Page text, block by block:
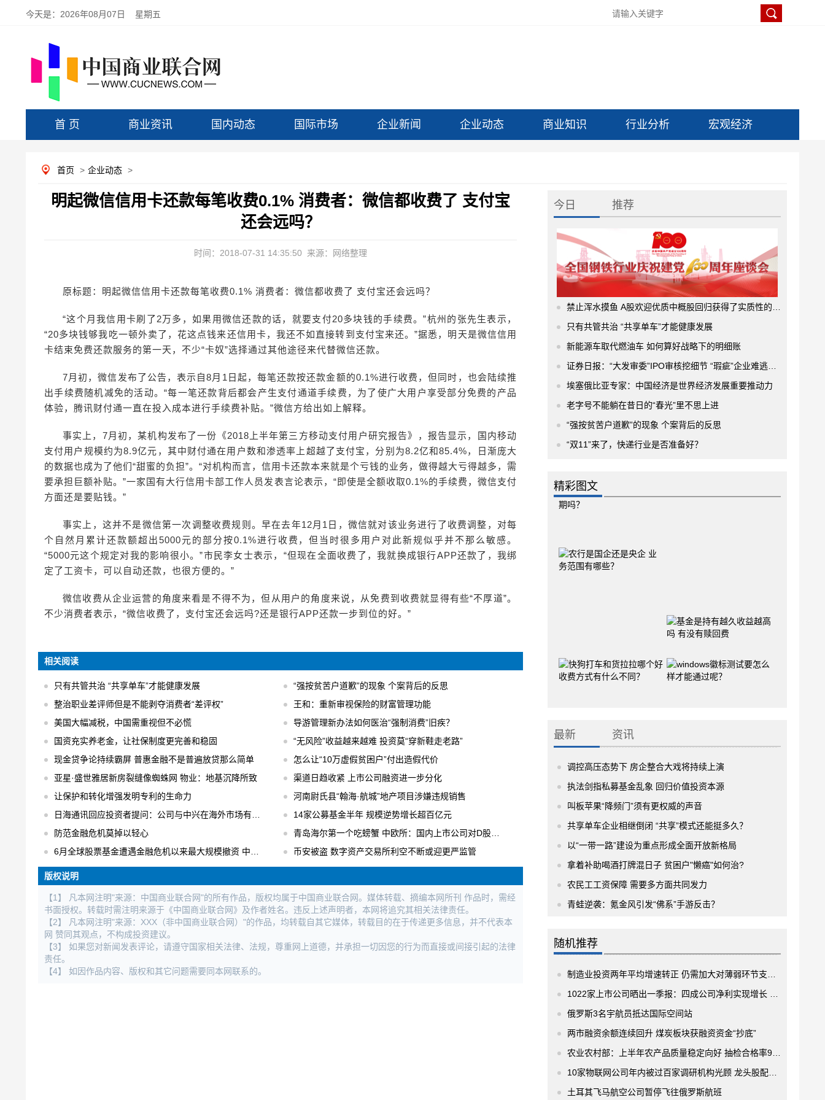
今天是： 2026年08月07日 星期五
首 页 商业资讯 国内动态 国际市场 企业新闻 企业动态 商业知识 行业分析 宏观经济
首页 > 企业动态 >
明起微信信用卡还款每笔收费0.1% 消费者：微信都收费了 支付宝
还会远吗？
时间：2018-07-31 14:35:50 来源：网络整理
原标题：明起微信信用卡还款每笔收费0.1% 消费者：微信都收费了 支付宝还会远吗？
“这个月我信用卡刷了2万多，如果用微信还款的话，就要支付20多块钱的手续费。”杭州的张先生表示，
“20多块钱够我吃一顿外卖了，花这点钱来还信用卡，我还不如直接转到支付宝来还。”据悉，明天是微信信用
卡结束免费还款服务的第一天，不少“卡奴”选择通过其他途径来代替微信还款。
7月初，微信发布了公告，表示自8月1日起，每笔还款按还款金额的0.1%进行收费，但同时，也会陆续推
出手续费随机减免的活动。“每一笔还款背后都会产生支付通道手续费，为了使广大用户享受部分免费的产品
体验，腾讯财付通一直在投入成本进行手续费补贴。”微信方给出如上解释。
事实上，7月初，某机构发布了一份《2018上半年第三方移动支付用户研究报告》，报告显示，国内移动
支付用户规模约为8.9亿元，其中财付通在用户数和渗透率上超越了支付宝，分别为8.2亿和85.4%，日渐庞大
的数据也成为了他们“甜蜜的负担”。“对机构而言，信用卡还款本来就是个亏钱的业务，做得越大亏得越多，需
要承担巨额补贴。”一家国有大行信用卡部工作人员发表言论表示，“即使是全额收取0.1%的手续费，微信支付
方面还是要贴钱。”
事实上，这并不是微信第一次调整收费规则。早在去年12月1日，微信就对该业务进行了收费调整，对每
个自然月累计还款额超出5000元的部分按0.1%进行收费，但当时很多用户对此新规似乎并不那么敏感。
“5000元这个规定对我的影响很小。”市民李女士表示，“但现在全面收费了，我就换成银行APP还款了，我绑
定了工资卡，可以自动还款，也很方便的。”
微信收费从企业运营的角度来看是不得不为，但从用户的角度来说，从免费到收费就显得有些“不厚道”。
不少消费者表示，“微信收费了，支付宝还会远吗?还是银行APP还款一步到位的好。”
相关阅读
只有共管共治 “共享单车”才能健康发展
“强按贫苦户道歉”的现象 个案背后的反思
整治职业差评师但是不能剥夺消费者“差评权”
王和：重新审视保险的财富管理功能
美国大幅减税，中国需重视但不必慌
导游管理新办法如何医治“强制消费”旧疾？
国资充实养老金，让社保制度更完善和稳固
“无风险”收益越来越难 投资莫“穿新鞋走老路”
现金贷争论持续霸屏 普惠金融不是普遍放贷那么简单
怎么让“10万虚假贫困户”付出造假代价
亚星·盛世雅居新房裂缝像蜘蛛网 物业：地基沉降所致
渠道日趋收紧 上市公司融资进一步分化
让保护和转化增强发明专利的生命力
河南尉氏县“翰海·航城”地产项目涉嫌违规销售
日海通讯回应投资者提问：公司与中兴在海外市场有合作
14家公募基金半年 规模逆势增长超百亿元
防范金融危机莫掉以轻心
青岛海尔第一个吃螃蟹 中欧所：国内上市公司对D股关注度逐步升温
6月全球股票基金遭遇金融危机以来最大规模撤资 中国不减反增
币安被盗 数字资产交易所利空不断或迎更严监管
版权说明
【1】 凡本网注明"来源：中国商业联合网"的所有作品，版权均属于中国商业联合网。媒体转载、摘编本网所刊 作品时，需经
书面授权。转载时需注明来源于《中国商业联合网》及作者姓名。违反上述声明者，本网将追究其相关法律责任。
【2】 凡本网注明"来源：XXX（非中国商业联合网）"的作品，均转载自其它媒体，转载目的在于传递更多信息，并不代表本
网 赞同其观点，不构成投资建议。
【3】 如果您对新闻发表评论，请遵守国家相关法律、法规，尊重网上道德，并承担一切因您的行为而直接或间接引起的法律
责任。
【4】 如因作品内容、版权和其它问题需要同本网联系的。
今日 推荐
禁止浑水摸鱼 A股欢迎优质中概股回归获得了实质性的进展
只有共管共治 “共享单车”才能健康发展
新能源车取代燃油车 如何算好战略下的明细账
证券日报：“大发审委”IPO审核挖细节 “瑕疵”企业难逃法眼
埃塞俄比亚专家：中国经济是世界经济发展重要推动力
老字号不能躺在昔日的“春光”里不思上进
“强按贫苦户道歉”的现象 个案背后的反思
“双11”来了，快递行业是否准备好？
精彩图文
最新 资讯
调控高压态势下 房企整合大戏将持续上演
执法剑指私募基金乱象 回归价值投资本源
叫板苹果“降频门”须有更权威的声音
共享单车企业相继倒闭 “共享”模式还能挺多久？
以“一带一路”建设为重点形成全面开放新格局
拿着补助喝酒打牌混日子 贫困户"懒癌"如何治?
农民工工资保障 需要多方面共同发力
青蛙逆袭：氪金风引发“佛系”手游反击？
随机推荐
制造业投资两年平均增速转正 仍需加大对薄弱环节支持力度
1022家上市公司晒出一季报：四成公司净利实现增长 专家称未来业绩将改善
俄罗斯3名宇航员抵达国际空间站
两市融资余额连续回升 煤炭板块获融资资金“抄底”
农业农村部：上半年农产品质量稳定向好 抽检合格率97.2%
10家物联网公司年内被过百家调研机构光顾 龙头股配置价值受关注
土耳其飞马航空公司暂停飞往俄罗斯航班